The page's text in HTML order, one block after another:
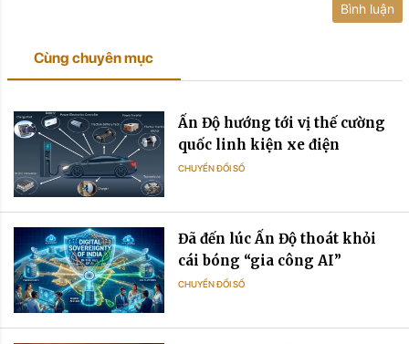
Bình luận
Cùng chuyên mục
Ấn Độ hướng tới vị thế cường
quốc linh kiện xe điện
CHUYỂN ĐỔI SỐ
Đã đến lúc Ấn Độ thoát khỏi
cái bóng “gia công AI”
CHUYỂN ĐỔI SỐ